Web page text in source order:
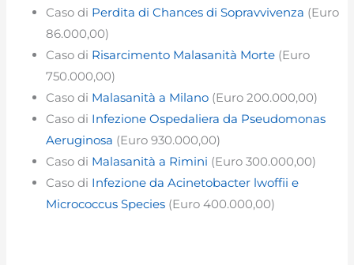
Caso di Perdita di Chances di Sopravvivenza (Euro
86.000,00)
Caso di Risarcimento Malasanità Morte (Euro
750.000,00)
Caso di Malasanità a Milano (Euro 200.000,00)
Caso di Infezione Ospedaliera da Pseudomonas
Aeruginosa (Euro 930.000,00)
Caso di Malasanità a Rimini (Euro 300.000,00)
Caso di Infezione da Acinetobacter lwoffii e
Micrococcus Species (Euro 400.000,00)